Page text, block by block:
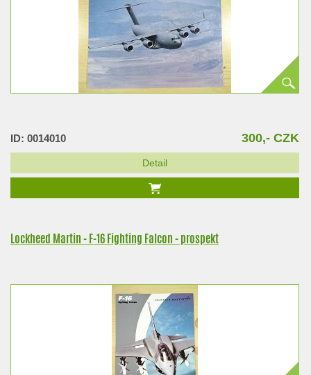
ID: 0014010 300,- CZK
Detail
Lockheed Martin - F-16 Fighting Falcon - prospekt